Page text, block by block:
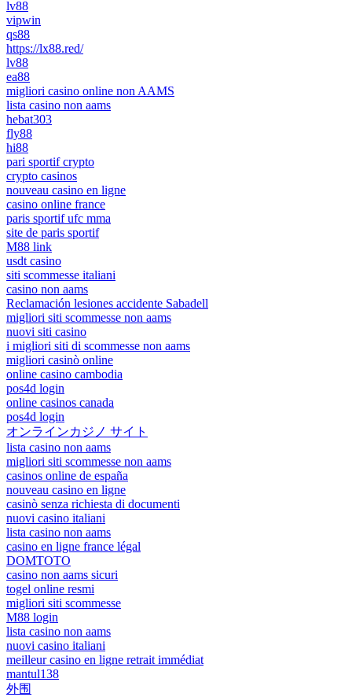
lv88
vipwin
qs88
https://lx88.red/
lv88
ea88
migliori casino online non AAMS
lista casino non aams
hebat303
fly88
hi88
pari sportif crypto
crypto casinos
nouveau casino en ligne
casino online france
paris sportif ufc mma
site de paris sportif
M88 link
usdt casino
siti scommesse italiani
casino non aams
Reclamación lesiones accidente Sabadell
migliori siti scommesse non aams
nuovi siti casino
i migliori siti di scommesse non aams
migliori casinò online
online casino cambodia
pos4d login
online casinos canada
pos4d login
オンラインカジノ サイト
lista casino non aams
migliori siti scommesse non aams
casinos online de españa
nouveau casino en ligne
casinò senza richiesta di documenti
nuovi casino italiani
lista casino non aams
casino en ligne france légal
DOMTOTO
casino non aams sicuri
togel online resmi
migliori siti scommesse
M88 login
lista casino non aams
nuovi casino italiani
meilleur casino en ligne retrait immédiat
mantul138
外围